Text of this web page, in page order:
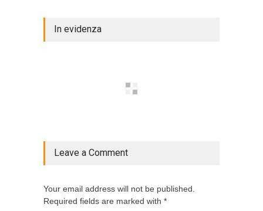
In evidenza
Leave a Comment
Your email address will not be published.
Required fields are marked with *